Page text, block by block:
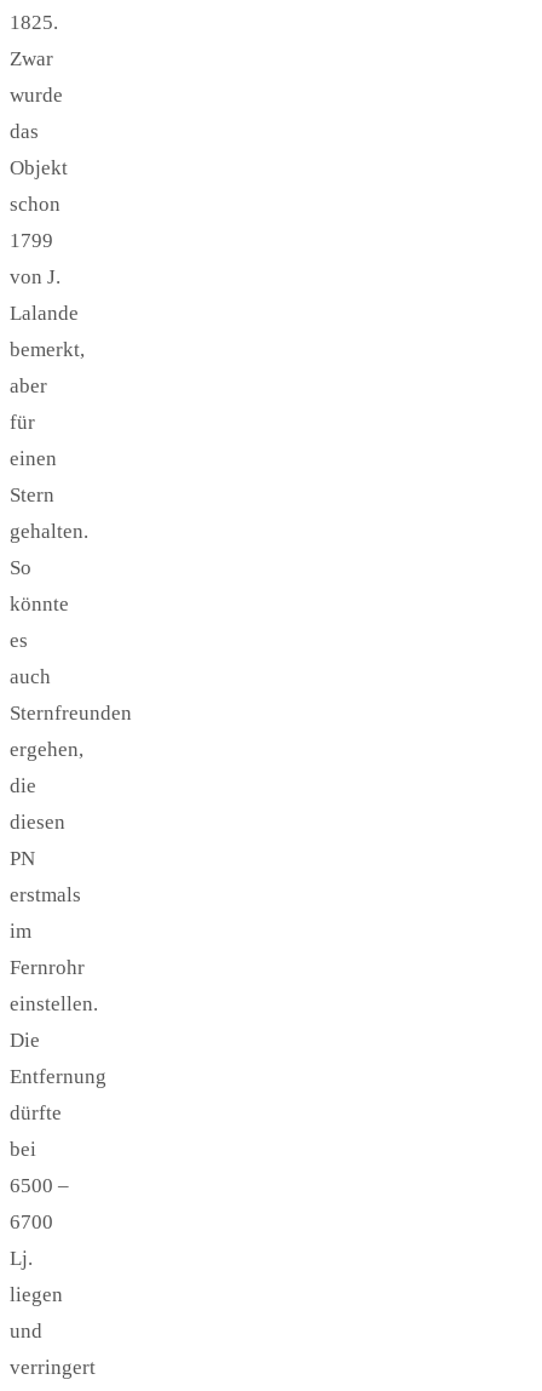
1825.
Zwar
wurde
das
Objekt
schon
1799
von J.
Lalande
bemerkt,
aber
für
einen
Stern
gehalten.
So
könnte
es
auch
Sternfreunden
ergehen,
die
diesen
PN
erstmals
im
Fernrohr
einstellen.
Die
Entfernung
dürfte
bei
6500 –
6700
Lj.
liegen
und
verringert